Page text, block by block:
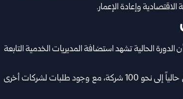
وإعادة الإعمار.
الحالية تشهد استضافة المديريات الخدمية التابعة
وبيّن أوسو لـ سانا أن عدد الشركات المشاركة في السوق وصل حالياً إلى نحو 100 شركة، مع وجود طلبات لشركات أخرى